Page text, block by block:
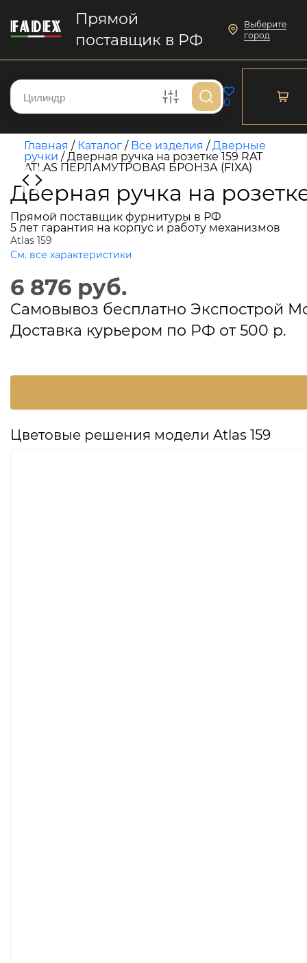
Прямой
поставщик в РФ
Выберите
город
0
Главная / Каталог / Все изделия /Дверные
ручки /Дверная ручка на розетке 159 RAT
ATLAS ПЕРЛАМУТРОВАЯ БРОНЗА (FIXA)
Дверная ручка на
Прямой поставщик фурнитуры в РФ
5 лет гарантия на корпус и работу механизмов
Atlas 159
См. все характеристики
6 876 руб.
Самовывоз бесплатно Экспострой
Доставка курьером по РФ от 500 р.
Цветовые решения модели Atlas 159